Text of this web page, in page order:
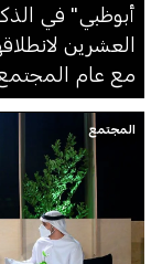
أبوظبي" في
العشرين
مع عام
المجتمع